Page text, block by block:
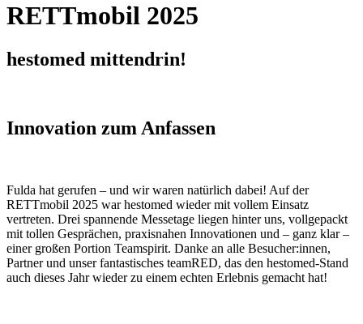
RETTmobil 2025
hestomed mittendrin!
Innovation zum Anfassen
Fulda hat gerufen – und wir waren natürlich dabei! Auf der
RETTmobil 2025 war hestomed wieder mit vollem Einsatz
vertreten. Drei spannende Messetage liegen hinter uns, vollgepackt
mit tollen Gesprächen, praxisnahen Innovationen und – ganz klar –
einer großen Portion Teamspirit. Danke an alle Besucher:innen,
Partner und unser fantastisches teamRED, das den hestomed-Stand
auch dieses Jahr wieder zu einem echten Erlebnis gemacht hat!